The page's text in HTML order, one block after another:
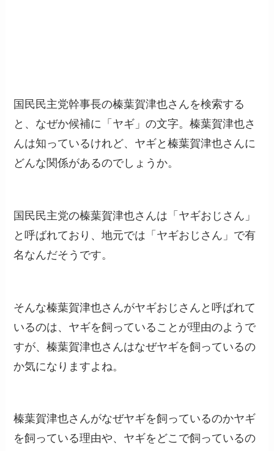
国民民主党幹事長の榛葉賀津也さんを検索する
と、なぜか候補に「ヤギ」の文字。榛葉賀津也さ
んは知っているけれど、ヤギと榛葉賀津也さんに
どんな関係があるのでしょうか。
国民民主党の榛葉賀津也さんは「ヤギおじさん」
と呼ばれており、地元では「ヤギおじさん」で有
名なんだそうです。
そんな榛葉賀津也さんがヤギおじさんと呼ばれて
いるのは、ヤギを飼っていることが理由のようで
すが、榛葉賀津也さんはなぜヤギを飼っているの
か気になりますよね。
榛葉賀津也さんがなぜヤギを飼っているのかヤギ
を飼っている理由や、ヤギをどこで飼っているの